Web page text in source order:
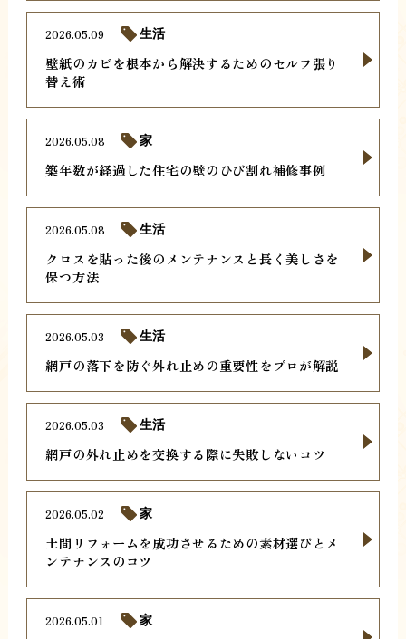
壁紙のカビを根本から解決するためのセルフ張り
替え術
2026.05.09 生活
築年数が経過した住宅の壁のひび割れ補修事例
2026.05.08 家
クロスを貼った後のメンテナンスと長く美しさを
保つ方法
2026.05.08 生活
網戸の落下を防ぐ外れ止めの重要性をプロが解説
2026.05.03 生活
網戸の外れ止めを交換する際に失敗しないコツ
2026.05.03 生活
土間リフォームを成功させるための素材選びとメ
ンテナンスのコツ
2026.05.02 家
2026.05.01 家